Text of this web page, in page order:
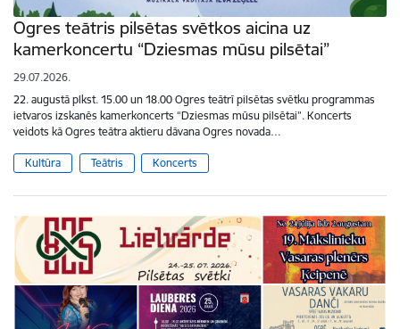
Ogres teātris pilsētas svētkos aicina uz
kamerkoncertu “Dziesmas mūsu pilsētai”
29.07.2026.
22. augustā plkst. 15.00 un 18.00 Ogres teātrī pilsētas svētku programmas
ietvaros izskanēs kamerkoncerts “Dziesmas mūsu pilsētai”. Koncerts
veidots kā Ogres teātra aktieru dāvana Ogres novada…
Kultūra Teātris Koncerts